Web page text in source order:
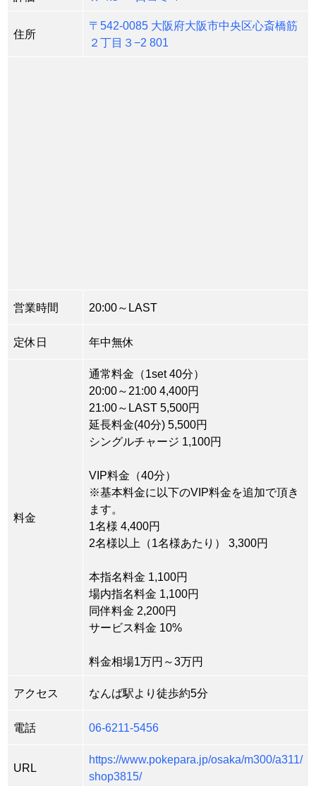
住所
〒542-0085 大阪府大阪市中央区心斎橋筋
２丁目３−2 801
営業時間 20:00～LAST
定休日 年中無休
料金
通常料金（1set 40分）
20:00～21:00 4,400円
21:00～LAST 5,500円
延長料金(40分) 5,500円
シングルチャージ 1,100円
VIP料金（40分）
※基本料金に以下のVIP料金を追加で頂き
ます。
1名様 4,400円
2名様以上（1名様あたり） 3,300円
本指名料金 1,100円
場内指名料金 1,100円
同伴料金 2,200円
サービス料金 10%
料金相場1万円～3万円
アクセス なんば駅より徒歩約5分
電話 06-6211-5456
URL
https://www.pokepara.jp/osaka/m300/a311/
shop3815/